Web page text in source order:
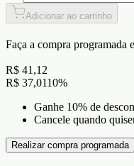
Adicionar ao carrinho
Faça a compra programada
R$ 41,12
R$ 37,0110%
Ganhe 10% de
Cancele quando
Realizar compra programada